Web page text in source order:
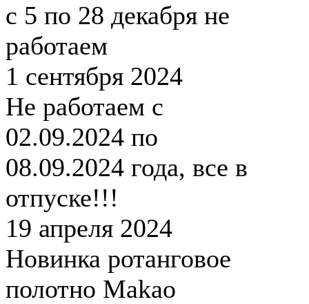
с 5 по 28 декабря не
работаем
1 сентября 2024
Не работаем с
02.09.2024 по
08.09.2024 года, все в
отпуске!!!
19 апреля 2024
Новинка ротанговое
полотно Makao